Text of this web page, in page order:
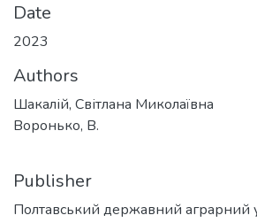
Date
2023
Authors
Шакалій, Світлана Миколаївна
Воронько, В.
Publisher
Полтавський державний аграрний